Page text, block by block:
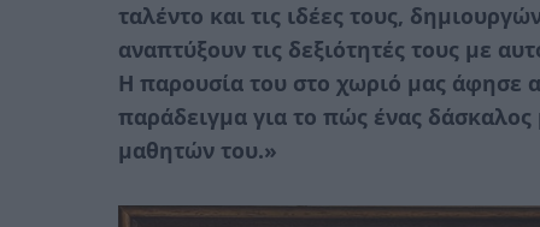
ταλέντο και τις ιδέες τους,
αναπτύξουν τις δεξιότητές τους με
Η παρουσία του στο χωριό μας άφησε
παράδειγμα για το πώς ένας
μαθητών του.»